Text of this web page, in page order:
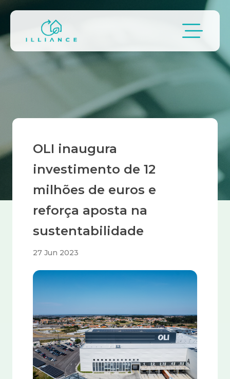
Navegação estrutural
OLI inaugura
investimento de 12
milhões de euros e
reforça aposta na
sustentabilidade
27 Jun 2023
Imagem